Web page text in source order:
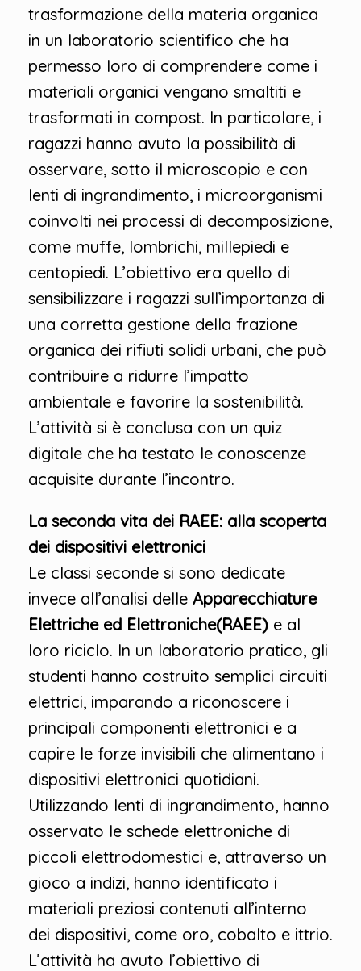
trasformazione della materia organica
in un laboratorio scientifico che ha
permesso loro di comprendere come i
materiali organici vengano smaltiti e
trasformati in compost. In particolare, i
ragazzi hanno avuto la possibilità di
osservare, sotto il microscopio e con
lenti di ingrandimento, i microorganismi
coinvolti nei processi di decomposizione,
come muffe, lombrichi, millepiedi e
centopiedi. L’obiettivo era quello di
sensibilizzare i ragazzi sull’importanza di
una corretta gestione della frazione
organica dei rifiuti solidi urbani, che può
contribuire a ridurre l’impatto
ambientale e favorire la sostenibilità.
L’attività si è conclusa con un quiz
digitale che ha testato le conoscenze
acquisite durante l’incontro.
La seconda vita dei RAEE: alla scoperta
dei dispositivi elettronici
Le classi seconde si sono dedicate
invece all’analisi delle Apparecchiature
Elettriche ed Elettroniche(RAEE) e al
loro riciclo. In un laboratorio pratico, gli
studenti hanno costruito semplici circuiti
elettrici, imparando a riconoscere i
principali componenti elettronici e a
capire le forze invisibili che alimentano i
dispositivi elettronici quotidiani.
Utilizzando lenti di ingrandimento, hanno
osservato le schede elettroniche di
piccoli elettrodomestici e, attraverso un
gioco a indizi, hanno identificato i
materiali preziosi contenuti all’interno
dei dispositivi, come oro, cobalto e ittrio.
L’attività ha avuto l’obiettivo di